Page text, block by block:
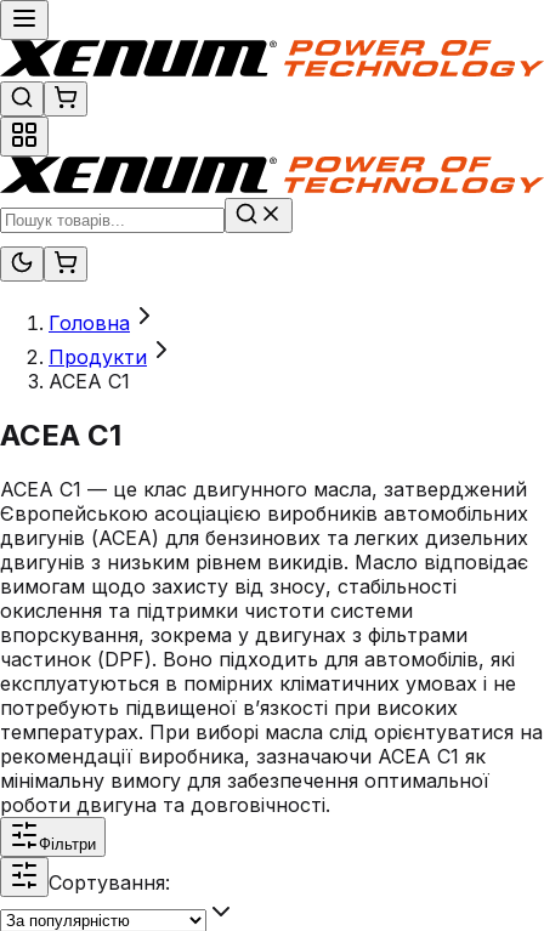
Головна
Продукти
ACEA C1
ACEA C1
ACEA C1 — це клас двигунного масла, затверджений
Європейською асоціацією виробників автомобільних
двигунів (ACEA) для бензинових та легких дизельних
двигунів з низьким рівнем викидів. Масло відповідає
вимогам щодо захисту від зносу, стабільності
окислення та підтримки чистоти системи
впорскування, зокрема у двигунах з фільтрами
частинок (DPF). Воно підходить для автомобілів, які
експлуатуються в помірних кліматичних умовах і не
потребують підвищеної в’язкості при високих
температурах. При виборі масла слід орієнтуватися на
рекомендації виробника, зазначаючи ACEA C1 як
мінімальну вимогу для забезпечення оптимальної
роботи двигуна та довговічності.
Фільтри
Сортування: